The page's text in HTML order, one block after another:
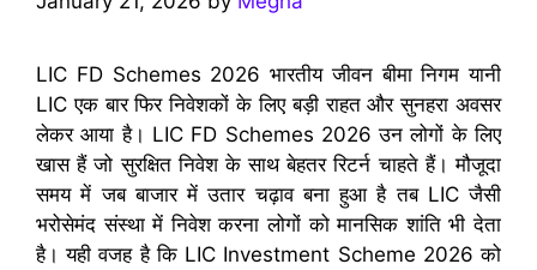
LIC FD Schemes 2026 भारतीय जीवन बीमा निगम यानी
LIC एक बार फिर निवेशकों के लिए बड़ी राहत और सुनहरा अवसर
लेकर आया है। LIC FD Schemes 2026 उन लोगों के लिए
खास हैं जो सुरक्षित निवेश के साथ बेहतर रिटर्न चाहते हैं। मौजूदा
समय में जब बाजार में उतार चढ़ाव बना हुआ है तब LIC जैसी
भरोसेमंद संस्था में निवेश करना लोगों को मानसिक शांति भी देता
है। यही वजह है कि LIC Investment Scheme 2026 को